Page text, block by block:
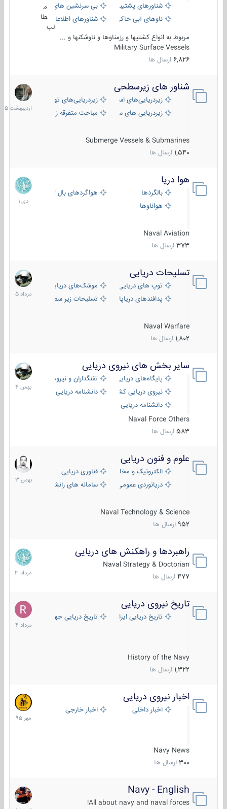
شناورهای پشتیبانی
بی سرنشین های دریایی
ناوهای آبی خاکی و نیروبرشناورهای اطلاعاتی و جاسوسی
طا
لب
مربوط به انواع کشتیها و رزمناوها و ناوشکنها و ...
Military Surface Vessels
6,826 ارسال ها
شناور های زیرسطحی
زیردریایی‌های استراتژیکزیردریایی‌های تهاجمی
زیردریایی های سبک
مباحث متفرقه زیرسطحی
Submerge Vessels & Submarines
1,540 ارسال ها
31
1405
هوا دریا
بالگردها
هواگردهای بال ثابت
هواناوها
Naval Aviation
373 ارسال ها
12
دی
1401
تسلیحات دریایی
توپ های دریایی
موشک‌های دریایی
پدافندهای دریاپایه
تسلیحات زیر سطحی
Naval Warfare
1,802 ارسال ها
2
مرداد
1405
سایر بخش های نیروی دریایی
پایگاه‌های دریایی
تفنگداران و نیروهای ویژه‌ی دریایی
نیروی دریایی کشورهای مختلفدانشنامه دریایی
دانشنامه دریایی کپی
Naval Force Others
583 ارسال ها
22
بهمن
1404
علوم و فنون دریایی
الکترونیک و مخابرات دریاییفناوری دریایی
دریانوردی عمومی
سامانه های رانشی دریایی
Naval Technology & Science
952 ارسال ها
6
بهمن
1403
راهبردها و راهکنش های دریایی
Naval Strategy & Doctorian
477 ارسال ها
2
مرداد
1403
تاریخ نیروی دریایی
تاریخ دریایی ایران تاریخ دریایی جهان
History of the Navy
1,322 ارسال ها
16
مرداد
1404
اخبار نیروی دریایی
اخبار داخلی اخبار خارجی
Navy News
300 ارسال ها
27
مهر
1395
Navy - English
All about navy and naval forces!
22
آبان